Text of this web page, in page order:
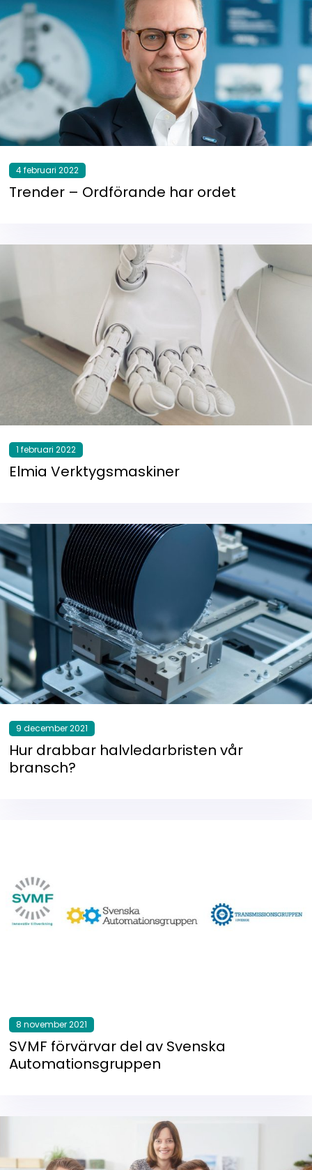
4 februari 2022
Trender – Ordförande har ordet
1 februari 2022
Elmia Verktygsmaskiner
9 december 2021
Hur drabbar halvledarbristen vår
bransch?
8 november 2021
SVMF förvärvar del av Svenska
Automationsgruppen